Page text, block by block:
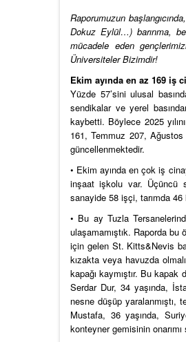
Raporumuzun
Dokuz Eylül…) barınma,
mücadele eden
Üniversiteler Bizimdir!
Ekim ayında en az 169 iş
Yüzde 57’sini ulusal
sendikalar ve yerel
kaybetti. Böylece 2025
161, Temmuz 207,
güncellenmektedir.
• Ekim ayında en çok iş
inşaat işkolu var. Üçüncü
sanayide 58 işçi, tarımda
• Bu ay Tuzla
ulaşamamıştık. Raporda bu
için gelen St. Kitts&Nevis
kızakta veya havuzda
kapağı kaymıştır. Bu kapak
Serdar Dur, 34 yaşında,
nesne düşüp
Mustafa, 36 yaşında,
konteyner gemisinin